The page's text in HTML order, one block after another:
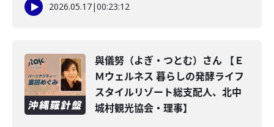
2026.05.17|00:23:12
與儀努（よぎ・つとむ）さん 【Ｅ
Ｍウェルネス 暮らしの発酵ライフ
スタイルリゾート総支配人、北中
城村観光協会・理事】